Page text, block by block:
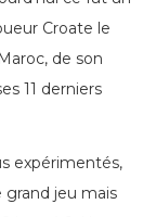
Croate le
de son
11 derniers
expérimentés,
grand jeu mais